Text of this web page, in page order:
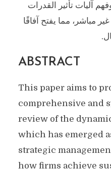
آليات تأثير القدرات
مباشر، مما يفتح آفاقًا
ABSTRACT
This paper aims to
comprehensive and
review of the
which has emerged
strategic
how firms achieve